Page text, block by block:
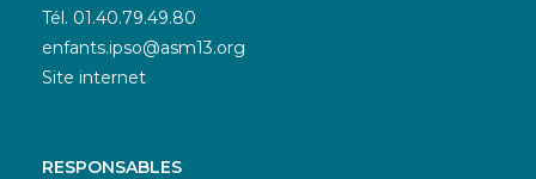
Tél. 01.40.79.49.80
enfants.ipso@asm13.org
Site internet
RESPONSABLES